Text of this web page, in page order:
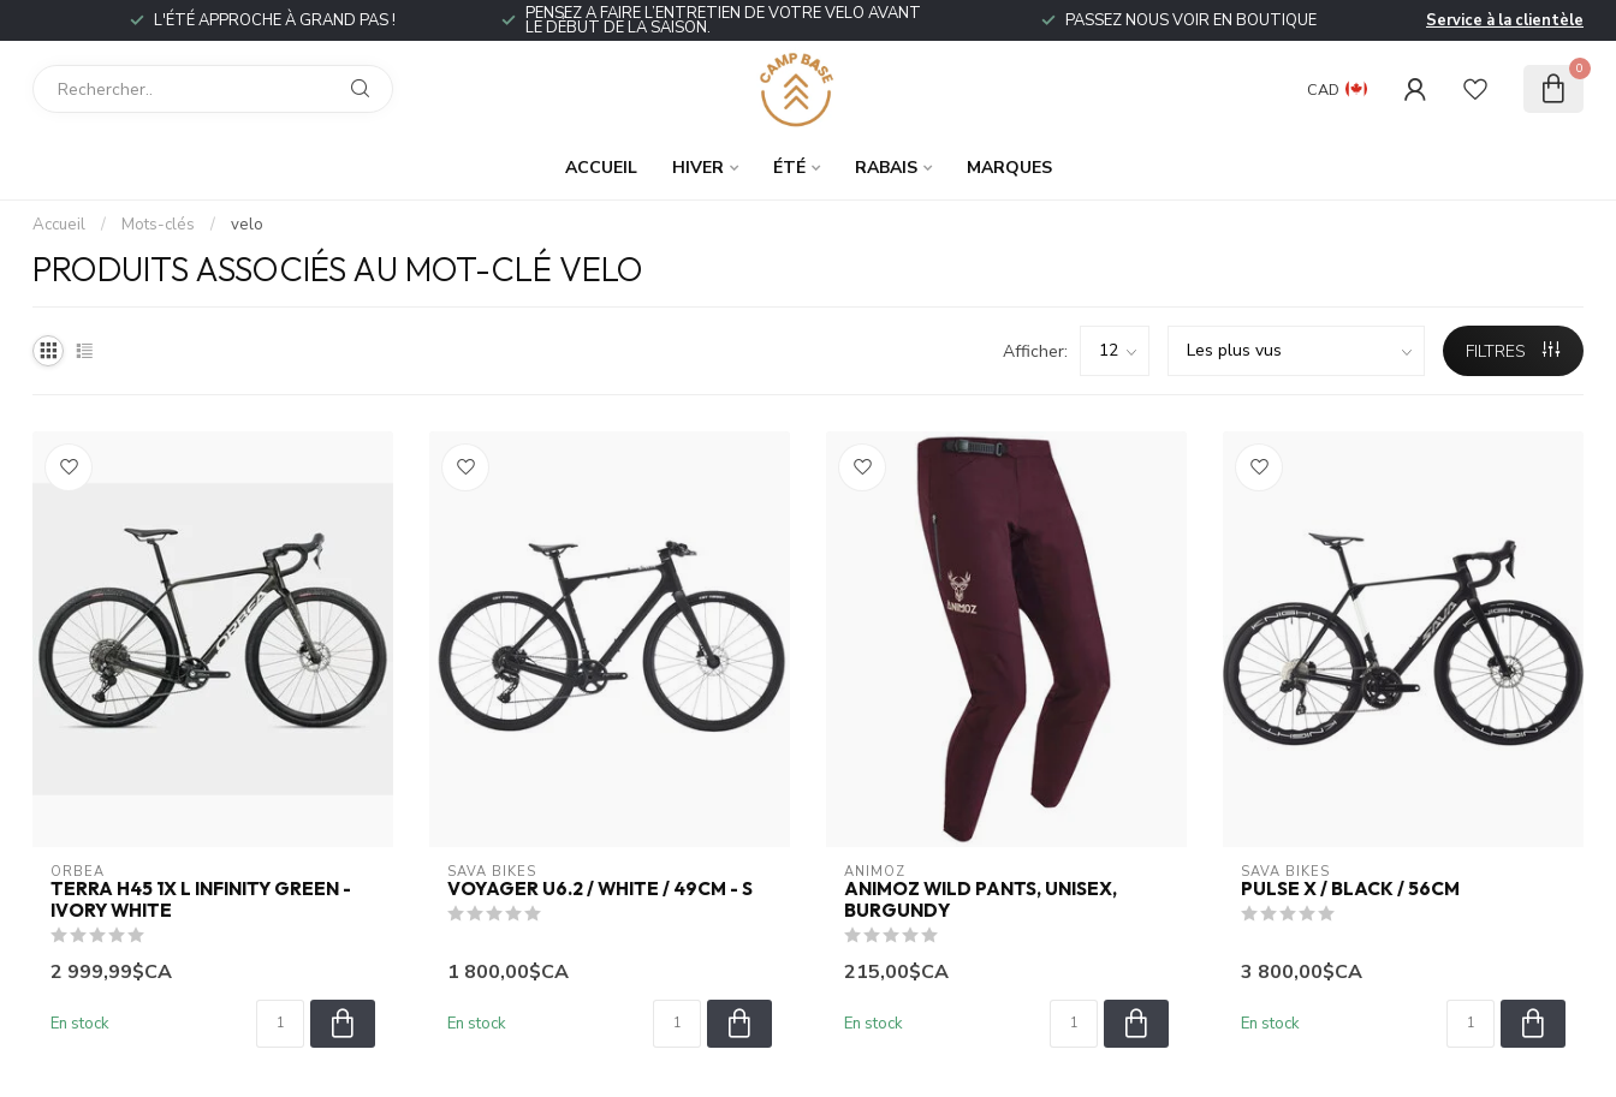
L'ÉTÉ APPROCHE À GRAND PAS ! PENSEZ À FAIRE L’ENTRETIEN DE VOTRE VÉLO AVANT
LE DÉBUT DE LA SAISON. PASSEZ NOUS VOIR EN BOUTIQUE Service à la clientèle
CAD
0
ACCUEIL HIVER ÉTÉ RABAIS MARQUES
Accueil / Mots-clés / velo
PRODUITS ASSOCIÉS AU MOT-CLÉ VELO
Afficher: FILTRES
ORBEA
TERRA H45 1X L INFINITY GREEN -
IVORY WHITE
2 999,99$CA
En stock
SAVA BIKES
VOYAGER U6.2 / WHITE / 49CM - S
1 800,00$CA
En stock
ANIMOZ
ANIMOZ WILD PANTS, UNISEX,
BURGUNDY
215,00$CA
En stock
SAVA BIKES
PULSE X / BLACK / 56CM
3 800,00$CA
En stock